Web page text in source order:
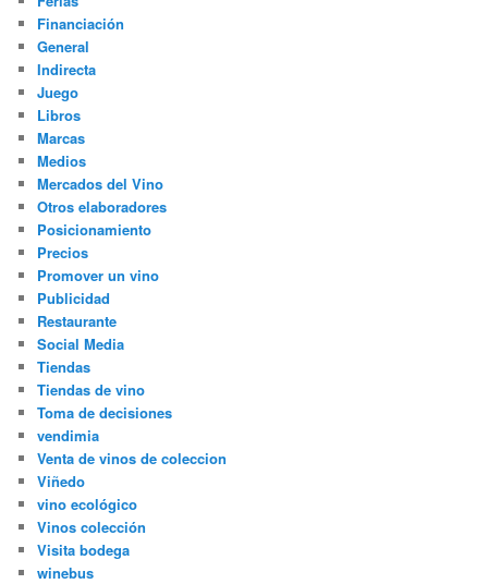
Financiación
General
Indirecta
Juego
Libros
Marcas
Medios
Mercados del Vino
Otros elaboradores
Posicionamiento
Precios
Promover un vino
Publicidad
Restaurante
Social Media
Tiendas
Tiendas de vino
Toma de decisiones
vendimia
Venta de vinos de coleccion
Viñedo
vino ecológico
Vinos colección
Visita bodega
winebus